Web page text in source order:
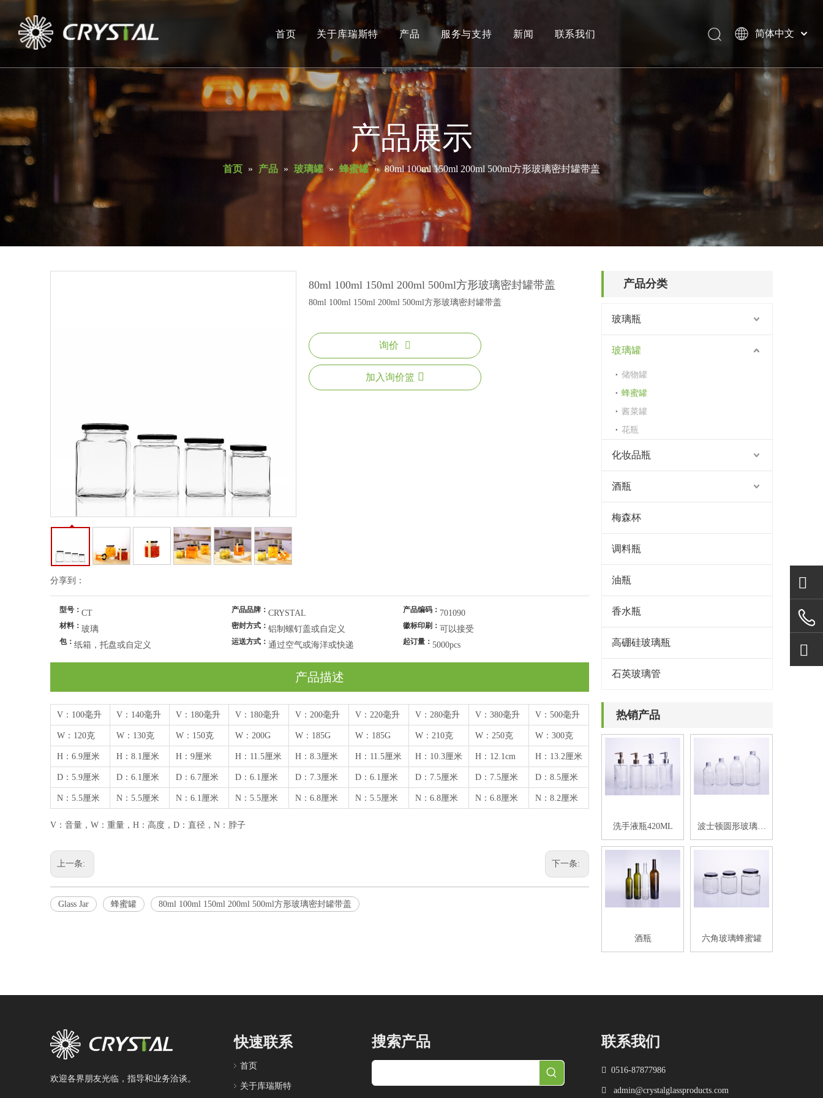
首页 关于库瑞斯特 产品
玻璃瓶
玻璃罐
化妆品瓶
酒瓶
梅森杯
调料瓶
油瓶
高硼硅玻璃瓶
石英玻璃管
服务与支持 新闻 联系我们
简体中文
English
产品展示
首页 » 产品 » 玻璃罐 » 蜂蜜罐 » 80ml 100ml 150ml 200ml 500ml方形玻璃密封罐带盖
分享到：
80ml 100ml 150ml 200ml 500ml方形玻璃密封罐带盖
80ml 100ml 150ml 200ml 500ml方形玻璃密封罐带盖
询价
加入询价篮
型号： CT 产品品牌： CRYSTAL 产品编码： 701090
材料： 玻璃 密封方式： 铝制螺钉盖或自定义 徽标印刷： 可以接受
包： 纸箱，托盘或自定义 运送方式： 通过空气或海洋或快递 起订量： 5000pcs
产品描述
V：100毫升 V：140毫升 V：180毫升 V：180毫升 V：200毫升 V：220毫升 V：280毫升 V：380毫升 V：500毫升
W：120克 W：130克 W：150克 W：200G W：185G W：185G W：210克 W：250克 W：300克
H：6.9厘米 H：8.1厘米 H：9厘米 H：11.5厘米 H：8.3厘米 H：11.5厘米 H：10.3厘米 H：12.1cm H：13.2厘米
D：5.9厘米 D：6.1厘米 D：6.7厘米 D：6.1厘米 D：7.3厘米 D：6.1厘米 D：7.5厘米 D：7.5厘米 D：8.5厘米
N：5.5厘米 N：5.5厘米 N：6.1厘米 N：5.5厘米 N：6.8厘米 N：5.5厘米 N：6.8厘米 N：6.8厘米 N：8.2厘米
V：音量，W：重量，H：高度，D：直径，N：脖子
上一条: 下一条:
Glass Jar 蜂蜜罐 80ml 100ml 150ml 200ml 500ml方形玻璃密封罐带盖
产品分类
玻璃瓶
玻璃罐
储物罐
蜂蜜罐
酱菜罐
花瓶
化妆品瓶
酒瓶
梅森杯
调料瓶
油瓶
香水瓶
高硼硅玻璃瓶
石英玻璃管
热销产品
洗手液瓶420ML
波士顿圆形玻璃饮
料瓶
酒瓶 六角玻璃蜂蜜罐
欢迎各界朋友光临，指导和业务洽谈。
快速联系
首页
关于库瑞斯特
搜索产品 联系我们
 0516-87877986
 admin@crystalglassproducts.com